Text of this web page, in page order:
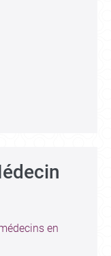
en